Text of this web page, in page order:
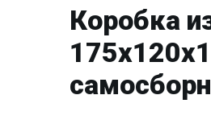
Коробка